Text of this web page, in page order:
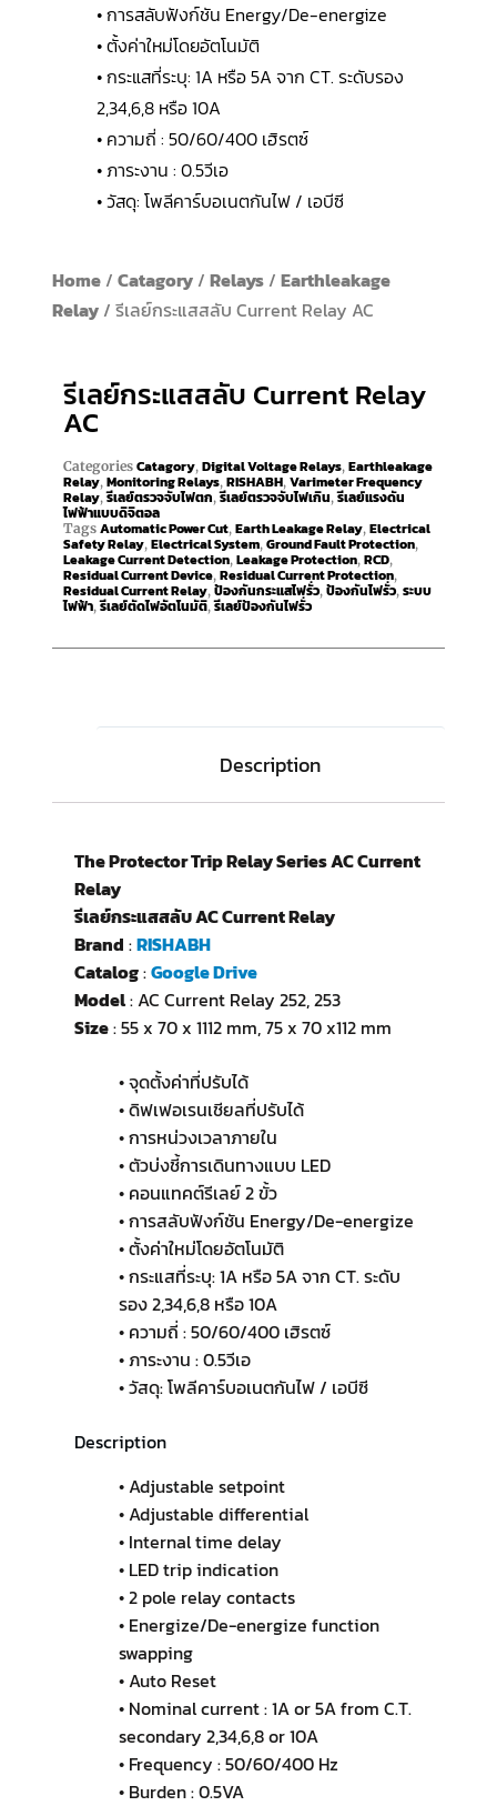
• การสลับฟังก์ชัน Energy/De-energize
• ตั้งค่าใหม่โดยอัตโนมัติ
• กระแสที่ระบุ: 1A หรือ 5A จาก CT. ระดับรอง
2,34,6,8 หรือ 10A
• ความถี่ : 50/60/400 เฮิรตซ์
• ภาระงาน : 0.5วีเอ
• วัสดุ: โพลีคาร์บอเนตกันไฟ / เอบีซี
Home/ Catagory/ Relays/ Earthleakage
Relay/ รีเลย์กระแสสลับ Current Relay AC
รีเลย์กระแสสลับ Current Relay
AC
Categories Catagory, Digital Voltage Relays, Earthleakage
Relay, Monitoring Relays, RISHABH, Varimeter Frequency
Relay,รีเลย์ตรวจจับไฟตก,รีเลย์ตรวจจับไฟเกิน,รีเลย์แรงดัน
ไฟฟ้าแบบดิจิตอล
Tags Automatic Power Cut, Earth Leakage Relay, Electrical
Safety Relay, Electrical System, Ground Fault Protection,
Leakage Current Detection, Leakage Protection, RCD,
Residual Current Device, Residual Current Protection,
Residual Current Relay, ป้องกันกระแสไฟรั่ว, ป้องกันไฟรั่ว, ระบบ
ไฟฟ้า,รีเลย์ตัดไฟอัตโนมัติ,รีเลย์ป้องกันไฟรั่ว
Description
The Protector Trip Relay Series AC Current
Relay
รีเลย์กระแสสลับ AC Current Relay
Brand :RISHABH
Catalog:Google Drive
Model: AC Current Relay 252, 253
Size: 55 x 70 x 1112 mm, 75 x 70 x112 mm
• จุดตั้งค่าที่ปรับได้
• ดิฟเฟอเรนเชียลที่ปรับได้
• การหน่วงเวลาภายใน
• ตัวบ่งชี้การเดินทางแบบ LED
• คอนแทคต์รีเลย์ 2 ขั้ว
• การสลับฟังก์ชัน Energy/De-energize
• ตั้งค่าใหม่โดยอัตโนมัติ
• กระแสที่ระบุ: 1A หรือ 5A จาก CT. ระดับ
รอง 2,34,6,8 หรือ 10A
• ความถี่ : 50/60/400 เฮิรตซ์
• ภาระงาน : 0.5วีเอ
• วัสดุ: โพลีคาร์บอเนตกันไฟ / เอบีซี
Description
• Adjustable setpoint
• Adjustable differential
• Internal time delay
• LED trip indication
• 2 pole relay contacts
• Energize/De-energize function
swapping
• Auto Reset
• Nominal current : 1A or 5A from C.T.
secondary 2,34,6,8 or 10A
• Frequency : 50/60/400 Hz
• Burden : 0.5VA